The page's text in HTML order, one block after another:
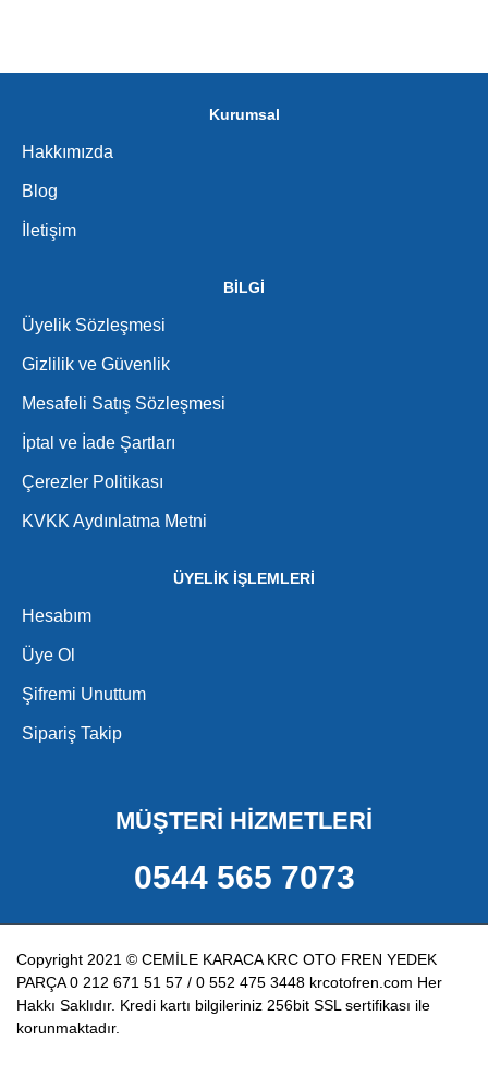
Kurumsal
Hakkımızda
Blog
İletişim
BİLGİ
Üyelik Sözleşmesi
Gizlilik ve Güvenlik
Mesafeli Satış Sözleşmesi
İptal ve İade Şartları
Çerezler Politikası
KVKK Aydınlatma Metni
ÜYELİK İŞLEMLERİ
Hesabım
Üye Ol
Şifremi Unuttum
Sipariş Takip
MÜŞTERİ HİZMETLERİ
0544 565 7073
Copyright 2021 © CEMİLE KARACA KRC OTO FREN YEDEK
PARÇA 0 212 671 51 57 / 0 552 475 3448 krcotofren.com Her
Hakkı Saklıdır. Kredi kartı bilgileriniz 256bit SSL sertifikası ile
korunmaktadır.